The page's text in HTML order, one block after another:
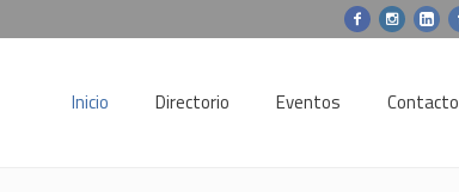
Inicio Directorio Eventos Contacto